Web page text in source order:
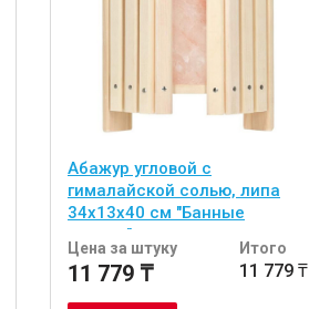
Абажур угловой с
гималайской солью, липа
34х13х40 см "Банные
штучки"
Цена за штуку
11 779 ₸
Итого
11 779 ₸